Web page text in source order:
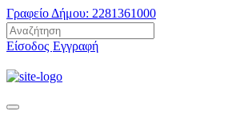
Γραφείο Δήμου: 2281361000
Είσοδος Εγγραφή